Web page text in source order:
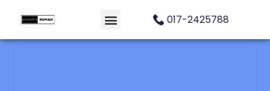
017-2425788